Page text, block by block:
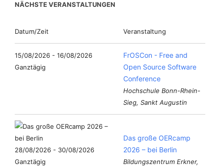
NÄCHSTE VERANSTALTUNGEN
Datum/Zeit Veranstaltung
15/08/2026 - 16/08/2026
Ganztägig
FrOSCon - Free and
Open Source Software
Conference
Hochschule Bonn-Rhein-
Sieg, Sankt Augustin
28/08/2026 - 30/08/2026
Ganztägig
Das große OERcamp
2026 – bei Berlin
Bildungszentrum Erkner,